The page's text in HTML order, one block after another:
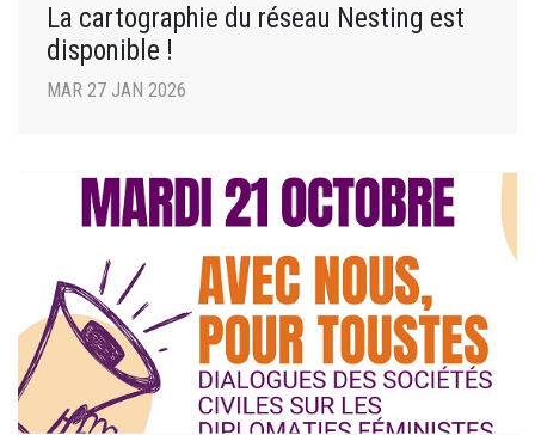
La cartographie du réseau Nesting est
disponible !
MAR 27 JAN 2026